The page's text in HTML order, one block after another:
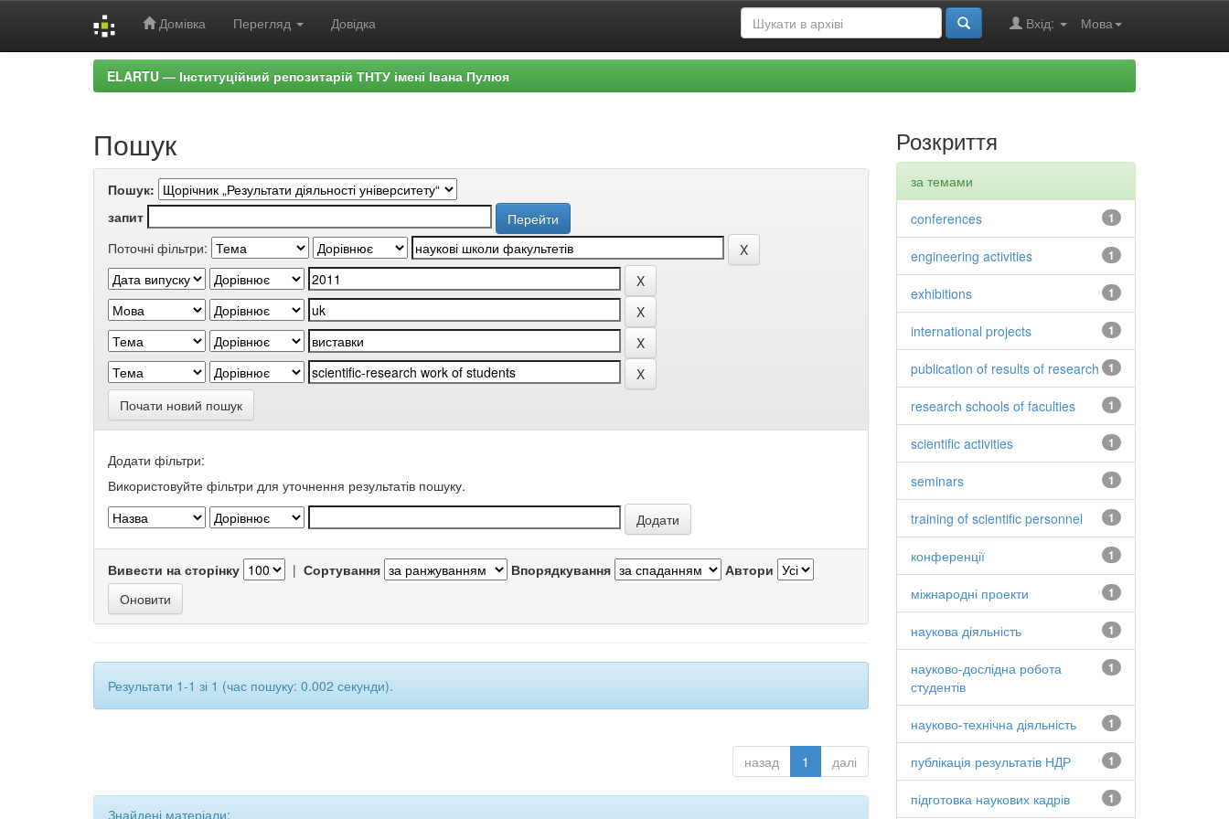
Домівка Перегляд Довідка Мова
Вхід:
ELARTU — Інституційний репозитарій ТНТУ імені Івана Пулюя
Пошук
Пошук:
запит
Поточні фільтри:
Почати новий пошук
Додати фільтри:
Використовуйте фільтри для уточнення результатів пошуку.
Вивести на сторінку | Сортування Впорядкування Автори
Результати 1-1 зі 1 (час пошуку: 0.002 секунди).
назад 1 далі
Знайдені матеріали:
Розкриття
за темами
1
conferences
1
engineering activities
1
exhibitions
1
international projects
1
publication of results of research
1
research schools of faculties
1
scientific activities
1
seminars
1
training of scientific personnel
1
конференції
1
міжнародні проекти
1
наукова діяльність
1
науково-дослідна робота
студентів
1
науково-технічна діяльність
1
публікація результатів НДР
1
підготовка наукових кадрів